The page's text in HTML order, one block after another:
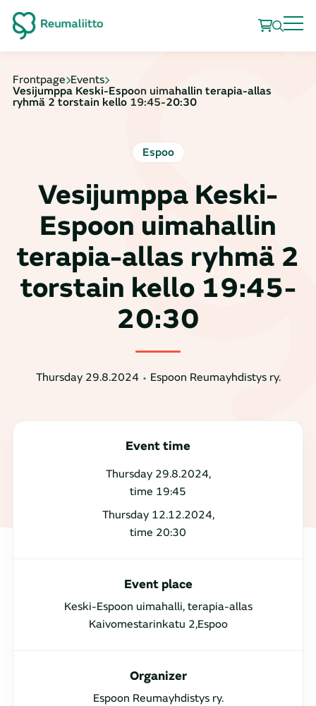
Frontpage Events
Vesijumppa Keski-Espoon uimahallin terapia-allas
ryhmä 2 torstain kello 19:45-20:30
Espoo
Vesijumppa Keski-
Espoon uimahallin
terapia-allas ryhmä 2
torstain kello 19:45-
20:30
Thursday 29.8.2024 Espoon Reumayhdistys ry.
Event time
Thursday 29.8.2024,
time 19:45
Thursday 12.12.2024,
time 20:30
Event place
Keski-Espoon uimahalli, terapia-allas
Kaivomestarinkatu 2,Espoo
Organizer
Espoon Reumayhdistys ry.